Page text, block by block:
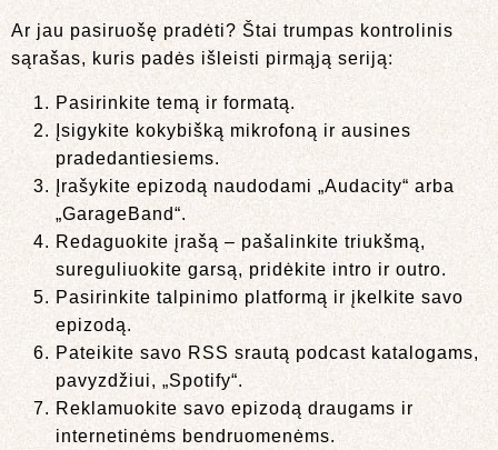
Ar jau pasiruošę pradėti? Štai trumpas kontrolinis
sąrašas, kuris padės išleisti pirmąją seriją:
Pasirinkite temą ir formatą.
Įsigykite kokybišką mikrofoną ir ausines
pradedantiesiems.
Įrašykite epizodą naudodami „Audacity“ arba
„GarageBand“.
Redaguokite įrašą – pašalinkite triukšmą,
sureguliuokite garsą, pridėkite intro ir outro.
Pasirinkite talpinimo platformą ir įkelkite savo
epizodą.
Pateikite savo RSS srautą podcast katalogams,
pavyzdžiui, „Spotify“.
Reklamuokite savo epizodą draugams ir
internetinėms bendruomenėms.